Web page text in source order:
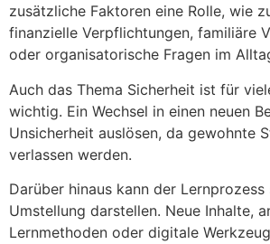
zusätzliche Faktoren eine Rolle, wie
finanzielle Verpflichtungen, familiäre
oder organisatorische Fragen im
Auch das Thema Sicherheit ist für
wichtig. Ein Wechsel in einen neuen
Unsicherheit auslösen, da gewohnte
verlassen werden.
Darüber hinaus kann der Lernprozess
Umstellung darstellen. Neue Inhalte,
Lernmethoden oder digitale